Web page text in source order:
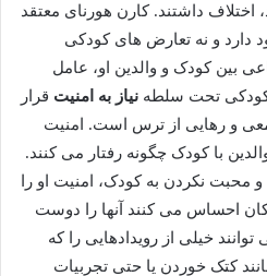
داشتند. کارن هورنای معتقد
دارد و نه تعارض های کودکی
بین کودک و والدین او، عامل
تحت سلطه نیاز به امنیت قرار
و رهایی از ترس است. امنیت
با کودک چگونه رفتار می کنند.
محبت نکردن به کودک، امنیت او را
احساس می کنند آنها را دوست
توانند خیلی از رویدادهایی را که
کتک خوردن یا حتی تجربیات